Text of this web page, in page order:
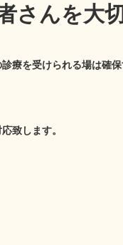
さんを大
療を受けられる場は確
致します。